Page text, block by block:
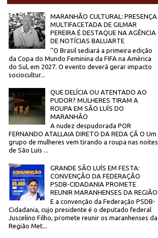
MARANHÃO CULTURAL: PRESENÇA
MULTIFACETADA DE GILMAR
PEREIRA É DESTAQUE NA AGÊNCIA
DE NOTÍCIAS BALUARTE
‘’O Brasil sediará a primeira edição
da Copa do Mundo Feminina da FIFA na América
do Sul, em 2027. O evento deverá gerar impacto
sociocultur...
QUE DELÍCIA OU ATENTADO AO
PUDOR? MULHERES TIRAM A
ROUPA EM SÃO LUÍS DO
MARANHÃO
A nudez despudorada POR
FERNANDO ATALLAIA DIRETO DA REDA ÇÃ O Um
grupo de mulheres vem tirando a roupa nas noites
de São Luís ...
GRANDE SÃO LUÍS EM FESTA:
CONVENÇÃO DA FEDERAÇÃO
PSDB-CIDADANIA PROMETE
REUNIR MARANHENSES DA REGIÃO
E a convenção da Federação PSDB-
Cidadania, cujo presidente é o deputado federal
Juscelino Filho, promete reunir os maranhenses da
Região Met...